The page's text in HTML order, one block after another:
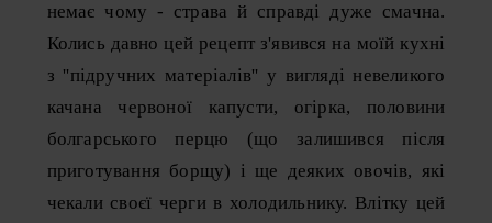
немає чому - страва й справді дуже смачна.
Колись давно цей рецепт з'явився на моїй кухні
з ''підручних матеріалів'' у вигляді невеликого
качана червоної капусти, огірка, половини
болгарського перцю (що залишився після
приготування борщу) і ще деяких овочів, які
чекали своєї черги в холодильнику. Влітку цей